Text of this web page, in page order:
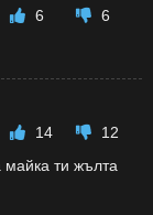
6
6
14
12
ти жълта